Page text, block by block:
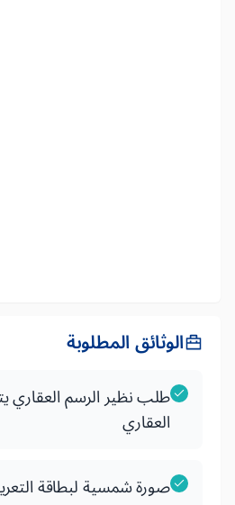
الوثائق المطلوبة
طلب نظير الرسم العقاري
العقاري
صورة شمسية لبطاقة